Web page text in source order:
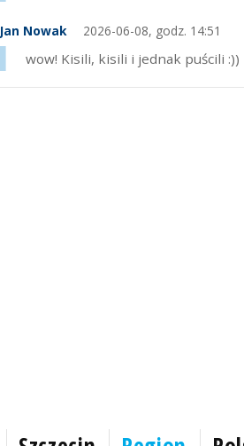
Jan Nowak 2026-06-08, godz. 14:51
wow! Kisili, kisili i jednak puścili :))